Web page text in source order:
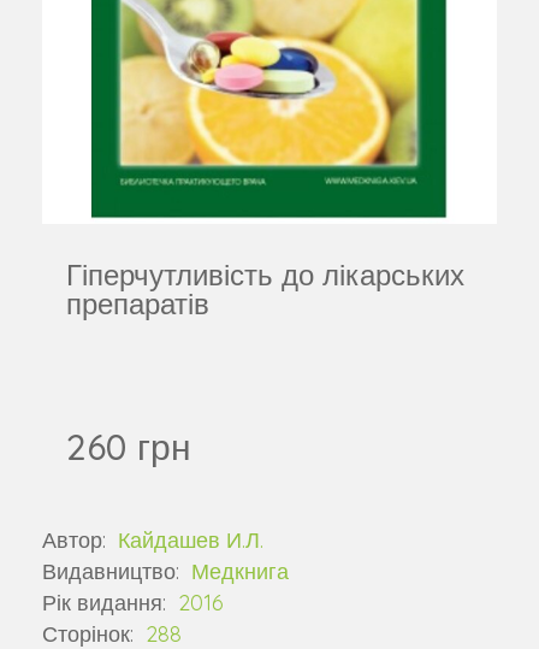
Гіперчутливість до лікарських
препаратів
260 грн
Автор: Кайдашев И.Л.
Видавництво: Медкнига
Рік видання: 2016
Сторінок: 288